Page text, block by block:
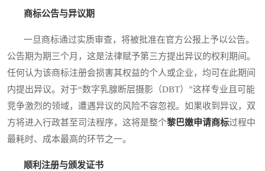
商标公告与异议期
一旦商标通过实质审查，将被批准在官方公报上予以公告。
公告期为期三个月，这是法律赋予第三方提出异议的权利期间。
任何认为该商标注册会损害其权益的个人或企业，均可在此期间
内提出异议。对于“数字乳腺断层摄影（DBT）”这样专业且可能
竞争激烈的领域，遭遇异议的风险不容忽视。如果收到异议，双
方将进入行政甚至司法程序，这将是整个黎巴嫩申请商标过程中
最耗时、成本最高的环节之一。
顺利注册与颁发证书